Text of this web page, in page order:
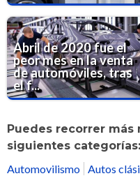
Abril de 2020 fue el
peor mes en la venta
de automóviles, tras
el f...
Puedes recorrer más
siguientes categorías:
Automovilismo Autos